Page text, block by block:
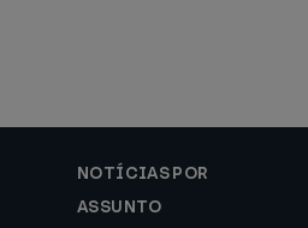
NOTÍCIAS POR
ASSUNTO